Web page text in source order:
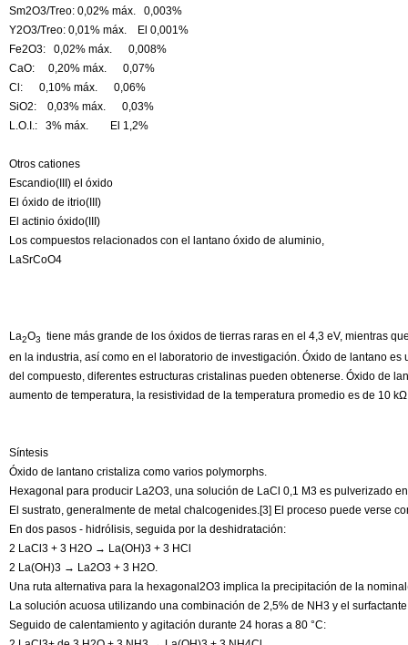
Sm2O3/Treo: 0,02% máx. 0,003%
Y2O3/Treo: 0,01% máx. El 0,001%
Fe2O3: 0,02% máx. 0,008%
CaO: 0,20% máx. 0,07%
Cl: 0,10% máx. 0,06%
SiO2: 0,03% máx. 0,03%
L.O.I.: 3% máx. El 1,2%
Otros cationes
Escandio(III) el óxido
El óxido de itrio(III)
El actinio óxido(III)
Los compuestos relacionados con el lantano óxido de aluminio,
LaSrCoO4
La2O3
tiene más grande de los óxidos de tierras raras en el 4,3 eV, mientras
en la industria, así como en el laboratorio de investigación. Óxido de lantano
del compuesto, diferentes estructuras cristalinas pueden obtenerse. Óxido de
aumento de temperatura, la resistividad de la temperatura promedio es de 10
Síntesis
Óxido de lantano cristaliza como varios polymorphs.
Hexagonal para producir La2O3, una solución de LaCl 0,1 M3 es pulverizado
El sustrato, generalmente de metal chalcogenides.[3] El proceso puede verse
En dos pasos - hidrólisis, seguida por la deshidratación:
2 LaCl3 + 3 H2O → La(OH)3 + 3 HCl
2 La(OH)3 → La2O3 + 3 H2O.
Una ruta alternativa para la hexagonal2O3 implica la precipitación de la
La solución acuosa utilizando una combinación de 2,5% de NH3 y el
Seguido de calentamiento y agitación durante 24 horas a 80 °C: